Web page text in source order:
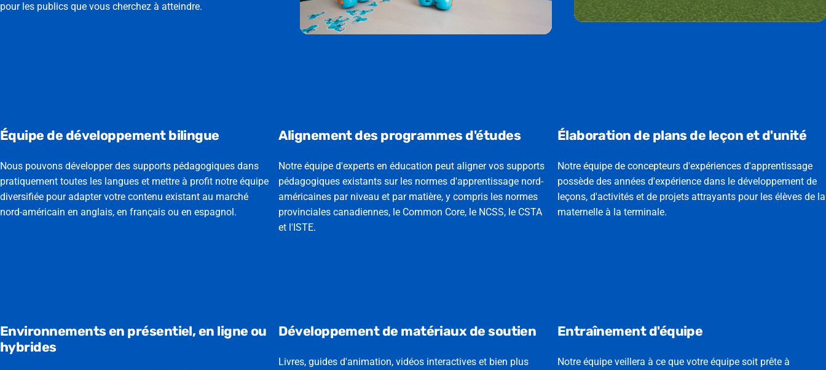
pour les publics que vous cherchez à atteindre.
Équipe de développement bilingue
Nous pouvons développer des supports pédagogiques dans
pratiquement toutes les langues et mettre à profit notre équipe
diversifiée pour adapter votre contenu existant au marché
nord-américain en anglais, en français ou en espagnol.
Alignement des programmes d'études
Notre équipe d'experts en éducation peut aligner vos supports
pédagogiques existants sur les normes d'apprentissage nord-
américaines par niveau et par matière, y compris les normes
provinciales canadiennes, le Common Core, le NCSS, le CSTA
et l'ISTE.
Élaboration de plans de leçon et d'unité
Notre équipe de concepteurs d'expériences d'apprentissage
possède des années d'expérience dans le développement de
leçons, d'activités et de projets attrayants pour les élèves de la
maternelle à la terminale.
Environnements en présentiel, en ligne ou
hybrides
Développement de matériaux de soutien
Livres, guides d'animation, vidéos interactives et bien plus
Entraînement d'équipe
Notre équipe veillera à ce que votre équipe soit prête à